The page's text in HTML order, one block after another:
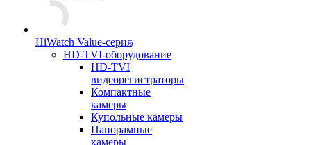
HiWatch Value-серия
HD-TVI-оборудование
HD-TVI
видеорегистраторы
Компактные
камеры
Купольные камеры
Панорамные
камеры